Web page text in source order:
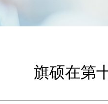
旗硕在第